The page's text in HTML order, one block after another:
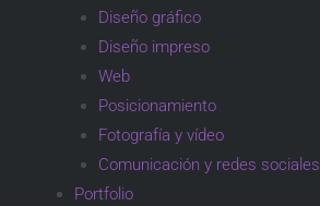
Diseño gráfico
Diseño impreso
Web
Posicionamiento
Fotografía y vídeo
Comunicación y redes sociales
Portfolio